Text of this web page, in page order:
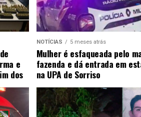
e
dos
NOTÍCIAS 5 meses atrás
Mulher é esfaqueada pelo
fazenda e dá entrada em
na UPA de Sorriso